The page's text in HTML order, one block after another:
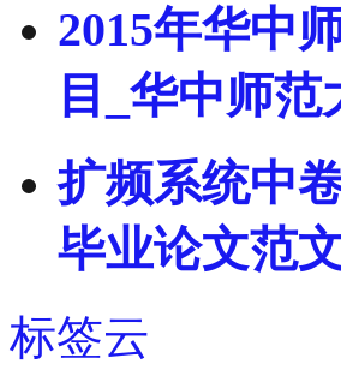
2015年华中
目_华中师
扩频系统中
毕业论文范
标签云